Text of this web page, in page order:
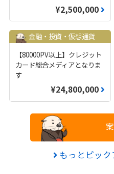
¥2,500,000
金融・投資・仮想通貨
【80000PV以上】クレジット
カード総合メディアとなりま
す
¥24,800,000
もっとピッ